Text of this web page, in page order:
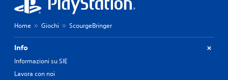
Home Giochi ScourgeBringer
Info
Informazioni su SIE
Lavora con noi